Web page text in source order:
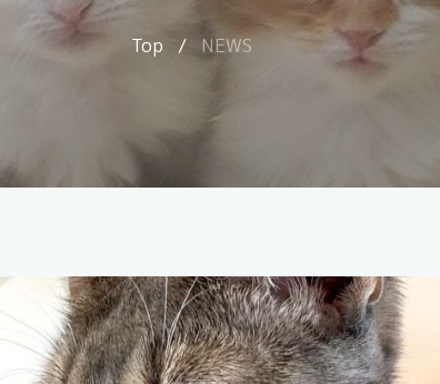
Top / NEWS